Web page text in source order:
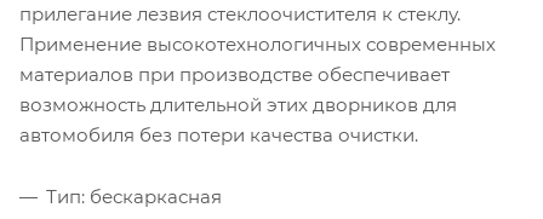
прилегание лезвия стеклоочистителя к стеклу.
Применение высокотехнологичных современных
материалов при производстве обеспечивает
возможность длительной этих дворников для
автомобиля без потери качества очистки.
Тип: бескаркасная